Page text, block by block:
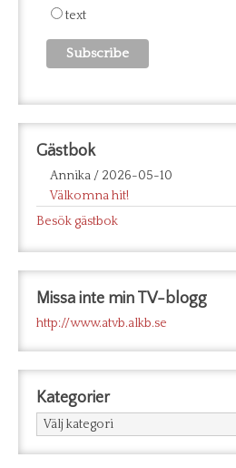
text
Gästbok
Annika/ 2026-05-10
Välkomna hit!
Besök gästbok
Missa inte min TV-blogg
http://www.atvb.alkb.se
Kategorier
Kategorier